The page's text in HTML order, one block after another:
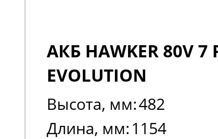
АКБ HAWKER 80V 7
EVOLUTION
Высота, мм:482
Длина, мм: 1154